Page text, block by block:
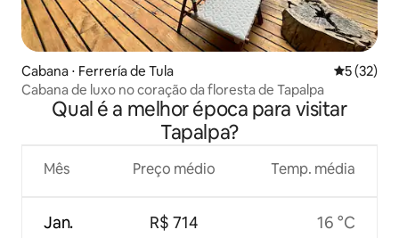
Cabana ⋅ Ferrería de Tula 5 de uma
5 (32)
Cabana de luxo no coração da floresta de Tapalpa
Qual é a melhor época para visitar
Tapalpa?
Mês
Jan.
Preço médio
R$ 714
Temp. média
16 °C